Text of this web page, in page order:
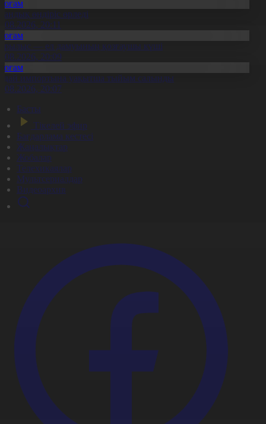
өндіріс өрледі
20:11
— ел дамуының қозғаушы күші
20:09
импортына уақытша тыйым салынды
20:07
Басты
Тікелей эфир
Бағдарлама кестесі
Жаңалықтар
Жобалар
Телехикаялар
Мультсериалдар
Видеоархив